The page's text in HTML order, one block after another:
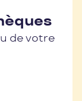
de votre